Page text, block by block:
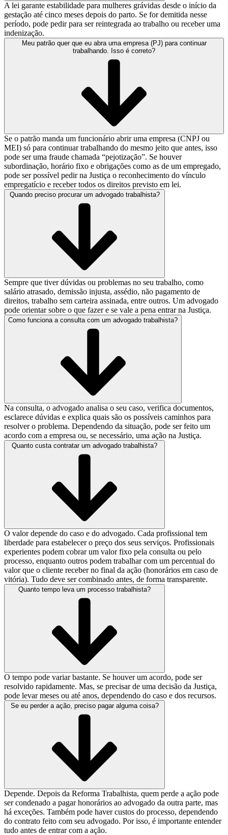
A lei garante estabilidade para mulheres grávidas desde o início da
gestação até cinco meses depois do parto. Se for demitida nesse
período, pode pedir para ser reintegrada ao trabalho ou receber uma
indenização.
Meu patrão quer que eu abra uma empresa (PJ) para continuar
trabalhando. Isso é correto?
Se o patrão manda um funcionário abrir uma empresa (CNPJ ou
MEI) só para continuar trabalhando do mesmo jeito que antes, isso
pode ser uma fraude chamada “pejotização”. Se houver
subordinação, horário fixo e obrigações como as de um empregado,
pode ser possível pedir na Justiça o reconhecimento do vínculo
empregatício e receber todos os direitos previsto em lei.
Quando preciso procurar um advogado trabalhista?
Sempre que tiver dúvidas ou problemas no seu trabalho, como
salário atrasado, demissão injusta, assédio, não pagamento de
direitos, trabalho sem carteira assinada, entre outros. Um advogado
pode orientar sobre o que fazer e se vale a pena entrar na Justiça.
Como funciona a consulta com um advogado trabalhista?
Na consulta, o advogado analisa o seu caso, verifica documentos,
esclarece dúvidas e explica quais são os possíveis caminhos para
resolver o problema. Dependendo da situação, pode ser feito um
acordo com a empresa ou, se necessário, uma ação na Justiça.
Quanto custa contratar um advogado trabalhista?
O valor depende do caso e do advogado. Cada profissional tem
liberdade para estabelecer o preço dos seus serviços. Profissionais
experientes podem cobrar um valor fixo pela consulta ou pelo
processo, enquanto outros podem trabalhar com um percentual do
valor que o cliente receber no final da ação (honorários em caso de
vitória). Tudo deve ser combinado antes, de forma transparente.
Quanto tempo leva um processo trabalhista?
O tempo pode variar bastante. Se houver um acordo, pode ser
resolvido rapidamente. Mas, se precisar de uma decisão da Justiça,
pode levar meses ou até anos, dependendo do caso e dos recursos.
Se eu perder a ação, preciso pagar alguma coisa?
Depende. Depois da Reforma Trabalhista, quem perde a ação pode
ser condenado a pagar honorários ao advogado da outra parte, mas
há exceções. Também pode haver custos do processo, dependendo
do contrato feito com seu advogado. Por isso, é importante entender
tudo antes de entrar com a ação.